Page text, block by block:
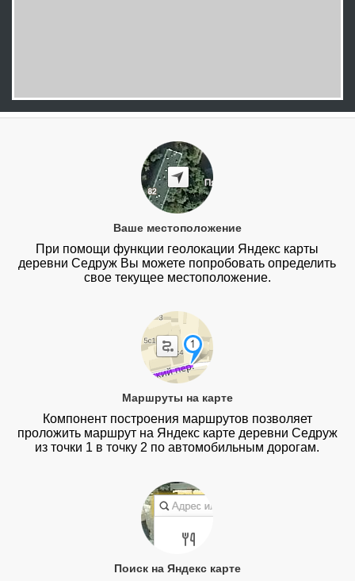
Ваше местоположение
При помощи функции геолокации Яндекс карты
деревни Седруж Вы можете попробовать определить
свое текущее местоположение.
Маршруты на карте
Компонент построения маршрутов позволяет
проложить маршрут на Яндекс карте деревни Седруж
из точки 1 в точку 2 по автомобильным дорогам.
Поиск на Яндекс карте